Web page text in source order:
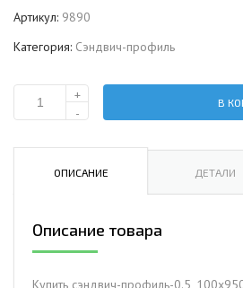
Артикул: 9890
Категория: Сэндвич-профиль
Количество
профиль-0.5,
100х950,
+
-
В
ОПИСАНИЕ ДЕТАЛИ
Описание товара
Купить сэндвич-профиль-0.5,